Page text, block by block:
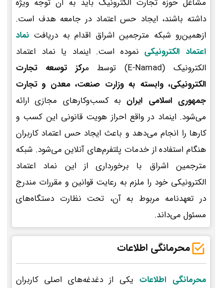
داشته باشند، ایجاد حس اعتماد در جامعه هدف است.
ازهمین‌رو شبکه مترجمین اشراق اقدام به دریافت نماد
اعتماد الکترونیکی نموده است. اینماد یا نماد اعتماد
الکترونیک (E-Namad) توسط م
رکز توسعه تجارت
الکترونیکی، وابسته به وزارت صنعت، معدن و تجارت
جمهوری اسلامی ایران به کسب‌وکارهای مجازی ارائه
می‌شود. اینماد در واقع احراز هویت قانونی این کسب و
کارها را انجام می‌دهد و باعث ایجاد حس اعتماد کاربران
هنگام استفاده از خدمات پلتفرم‌های آنلاین می‌شود. شبکه
مترجمین اشراق با برخورداری از این نماد اعتماد
الکترونیکی خود را ملزم به رعایت قوانین و مقررات مندرج
در تعهدنامه مربوط به آن، تحت نظارت دستگاه‌های
مسئول می‌داند.
محرمانگی اطلاعات
محرمانگی اطلاعات یکی از دغدغه‌های اصلی کاربران